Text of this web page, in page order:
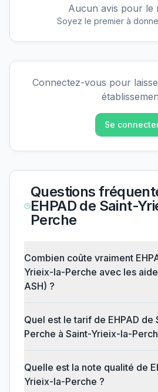
Aucun avis pour le
Soyez le premier à
Connectez-vous pour
Se
Questions
EHPAD de Saint-
Perche
Combien coûte vraiment
Yrieix-la-Perche avec les
ASH) ?
Quel est le tarif de EHPAD de
Perche à Saint-Yrieix-la-
Quelle est la note qualité de
Yrieix-la-Perche ?